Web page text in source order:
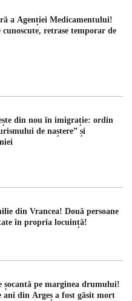
a Agenției Medicamentului!
cunoscute, retrase temporar de
din nou în imigrație: ordin
de naștere” și
din Vrancea! Două persoane
în propria locuință!
șocantă pe marginea drumului!
ani din Argeș a fost găsit mort